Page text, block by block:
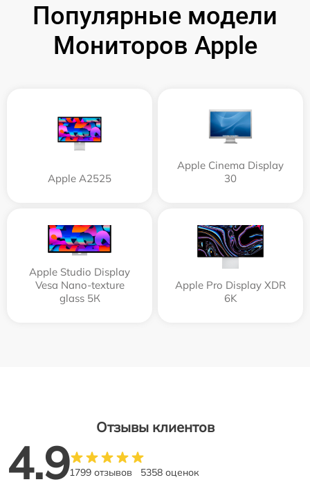
Популярные модели
Мониторов Apple
Apple А2525
Apple Cinema Display
30
Apple Studio Display
Vesa Nano-texture
glass 5К
Apple Pro Display XDR
6K
Отзывы клиентов
4.91799 отзывов 5358 оценок